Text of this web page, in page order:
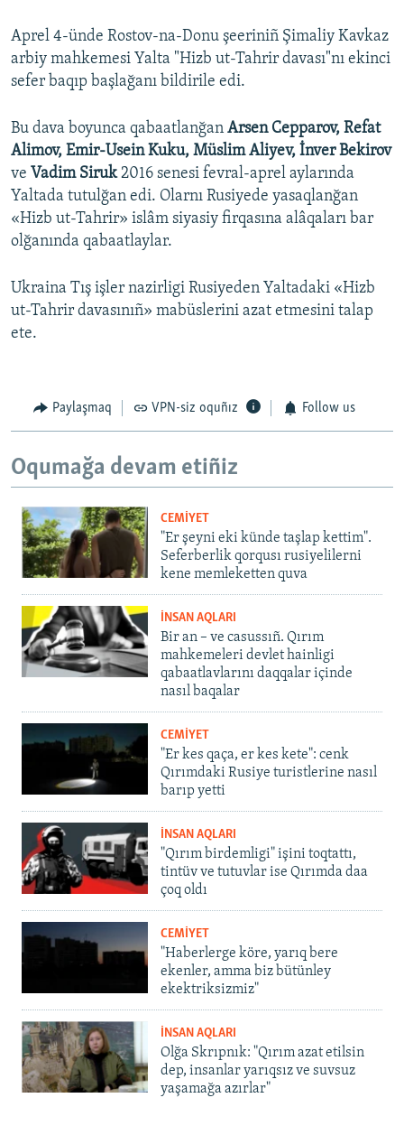
Aprel 4-ünde Rostov-na-Donu şeeriniñ Şimaliy Kavkaz
arbiy mahkemesi Yalta "Hizb ut-Tahrir davası"nı ekinci
sefer baqıp başlağanı bildirile edi.
Bu dava boyunca qabaatlanğan Arsen Cepparov, Refat
Alimov, Emir-Usein Kuku, Müslim Aliyev, İnver Bekirov
ve Vadim Siruk2016 senesi fevral-aprel aylarında
Yaltada tutulğan edi. Olarnı Rusiyede yasaqlanğan
«Hizb ut-Tahrir» islâm siyasiy firqasına alâqaları bar
olğanında qabaatlaylar.
Ukraina Tış işler nazirligi Rusiyeden Yaltadaki «Hizb
ut-Tahrir davasınıñ» mabüslerini azat etmesini talap
ete.
Paylaşmaq VPN-siz oquñız Follow us
Oqumağa devam etiñiz
CEMİYET
"Er şeyni eki künde taşlap kettim".
Seferberlik qorqusı rusiyelilerni
kene memleketten quva
İNSAN AQLARI
Bir an – ve casussıñ. Qırım
mahkemeleri devlet hainligi
qabaatlavlarını daqqalar içinde
nasıl baqalar
CEMİYET
"Er kes qaça, er kes kete": cenk
Qırımdaki Rusiye turistlerine nasıl
barıp yetti
İNSAN AQLARI
"Qırım birdemligi" işini toqtattı,
tintüv ve tutuvlar ise Qırımda daa
çoq oldı
CEMİYET
"Haberlerge köre, yarıq bere
ekenler, amma biz bütünley
ekektriksizmiz"
İNSAN AQLARI
Olğa Skrıpnık: "Qırım azat etilsin
dep, insanlar yarıqsız ve suvsuz
yaşamağa azırlar"